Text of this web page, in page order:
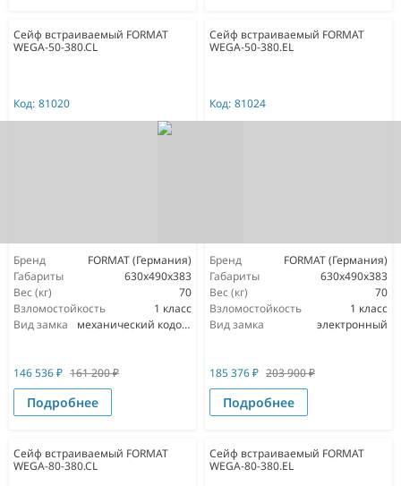
Сейф встраиваемый FORMAT
WEGA-50-380.CL
Код: 81020
Бренд
FORMAT (Германия)
Габариты
630x490x383
Вес (кг)
70
Взломостойкость
1 класс
Вид замка
механический кодовый
146 536₽ 161 200₽
Подробнее
Сейф встраиваемый FORMAT
WEGA-50-380.EL
Код: 81024
Бренд
FORMAT (Германия)
Габариты
630x490x383
Вес (кг)
70
Взломостойкость
1 класс
Вид замка
электронный
185 376₽ 203 900₽
Подробнее
Сейф встраиваемый FORMAT
WEGA-80-380.CL
Сейф встраиваемый FORMAT
WEGA-80-380.EL